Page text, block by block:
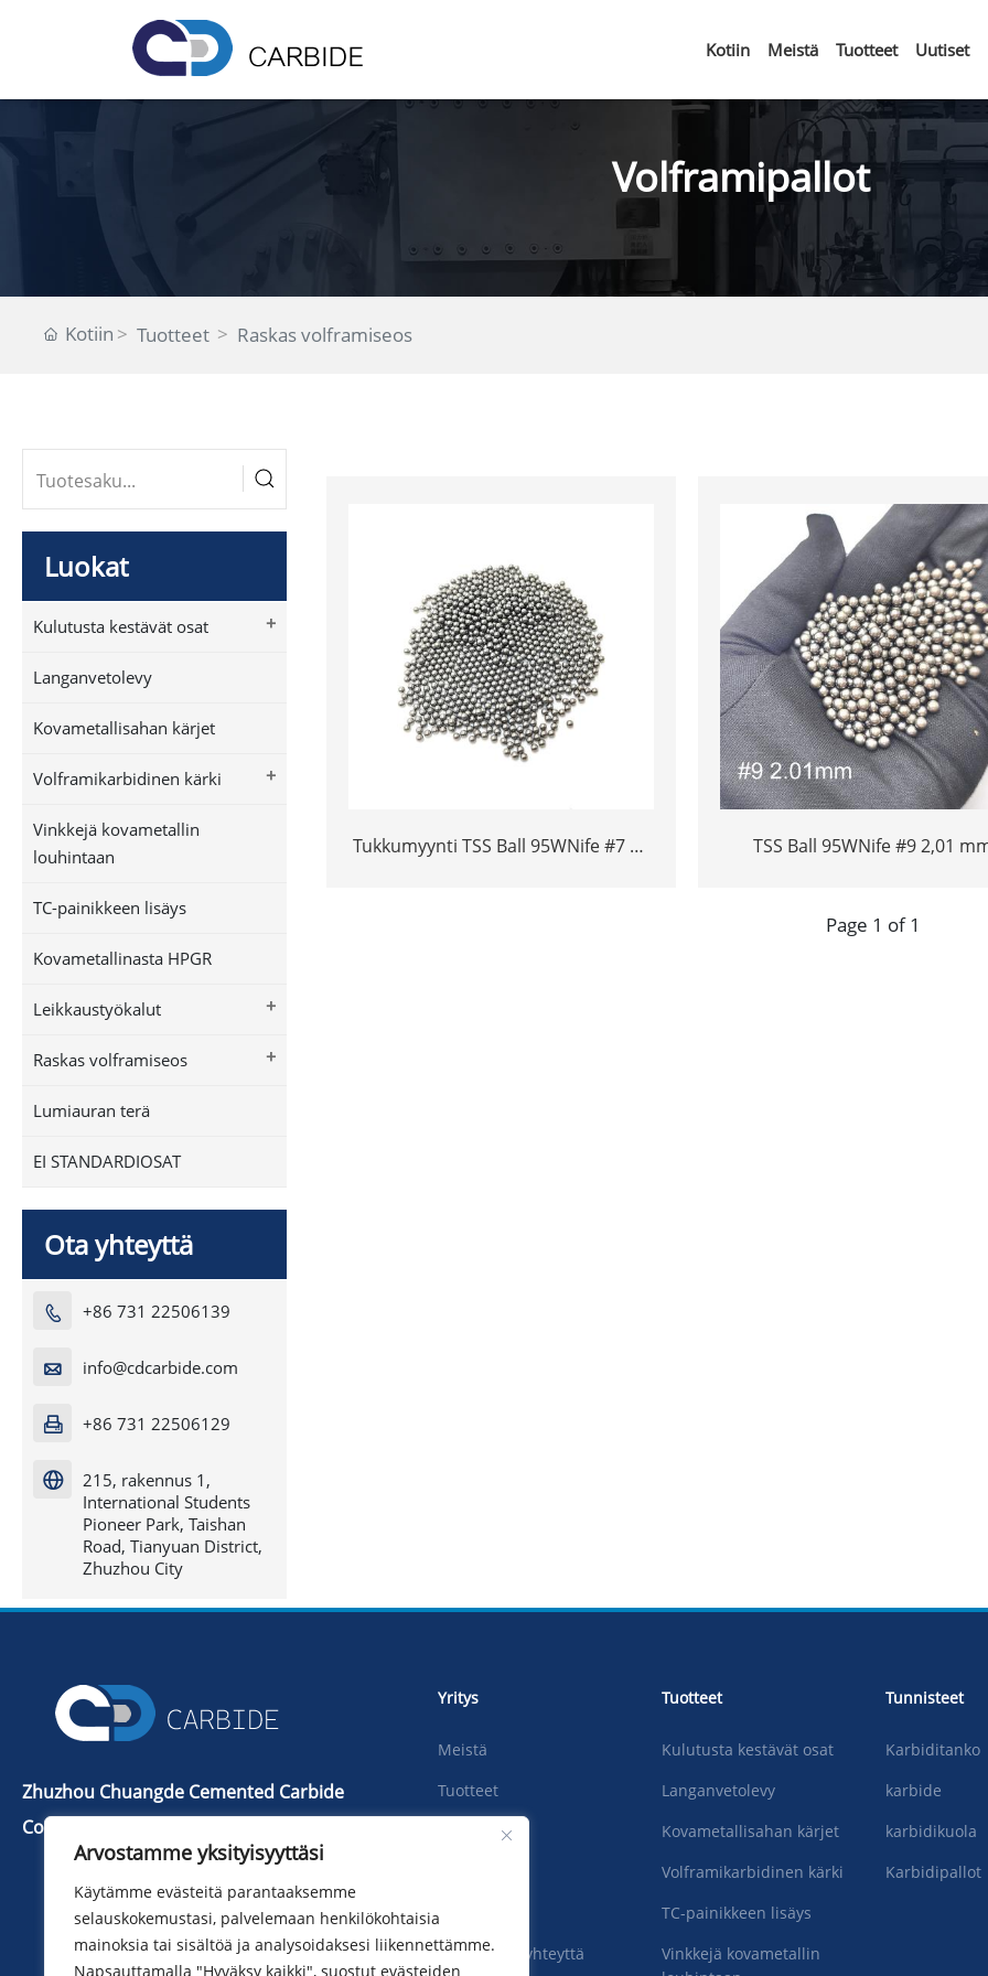
Kotiin Meistä Tuotteet Uutiset
Volframipallot
Kotiin Tuotteet Raskas volframiseos
Luokat
+
Kulutusta kestävät osat
Langanvetolevy
Kovametallisahan kärjet
+
Volframikarbidinen kärki
Vinkkejä kovametallin
louhintaan
TC-painikkeen lisäys
Kovametallinasta HPGR
+
Leikkaustyökalut
+
Raskas volframiseos
Lumiauran terä
EI STANDARDIOSAT
Ota yhteyttä
 +86 731 22506139
 info@cdcarbide.com
 +86 731 22506129

215, rakennus 1,
International Students
Pioneer Park, Taishan
Road, Tianyuan District,
Zhuzhou City
Tukkumyynti TSS Ball 95WNife #7 #8
TSS Ball 95WNife #9 2,01
Page 1 of 1
Zhuzhou Chuangde Cemented Carbide
Co., Ltd
Puh：+86 731 22506139
Puhelin：+86 13786352688
info@cdcarbide.com
Lisätä215, rakennus 1, International
Yritys
Meistä
Tuotteet
Kuva
Ota meihin yhteyttä
Tuotteet
Kulutusta kestävät osat
Langanvetolevy
Kovametallisahan kärjet
Volframikarbidinen kärki
TC-painikkeen lisäys
Vinkkejä kovametallin
Tunnisteet
Karbiditanko
karbide
karbidikuola
Karbidipallot
Arvostamme yksityisyyttäsi
Käytämme evästeitä parantaaksemme
selauskokemustasi, palvelemaan henkilökohtaisia ​​
mainoksia tai sisältöä ja analysoidaksesi liikennettämme.
Napsauttamalla "Hyväksy kaikki", suostut evästeiden